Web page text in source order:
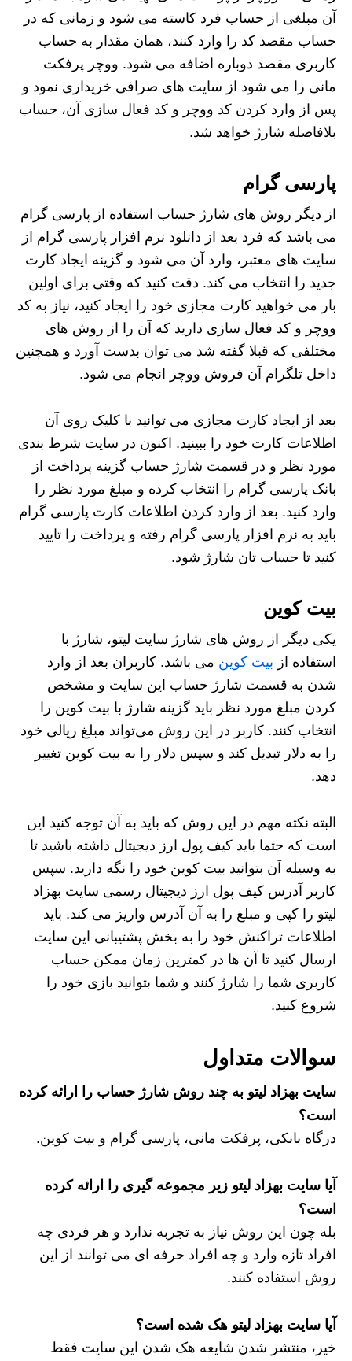
آن مبلغی از حساب فرد کاسته می‌ شود و زمانی که در
حساب مقصد کد را وارد کنند، همان مقدار به حساب
کاربری مقصد دوباره اضافه می‌ شود. ووچر پرفکت
مانی را می شود از سایت های صرافی خریداری نمود و
پس از وارد کردن کد ووچر و کد فعال‌ سازی آن، حساب
بلافاصله شارژ خواهد شد.
پارسی گرام
از دیگر روش های شارژ حساب استفاده از پارسی گرام
می باشد که فرد بعد از دانلود نرم‌ افزار پارسی گرام از
سایت های معتبر، وارد آن می شود و گزینه ایجاد کارت
جدید را انتخاب می کند. دقت کنید که وقتی برای اولین
بار می خواهید کارت مجازی خود را ایجاد کنید، نیاز به کد
ووچر و کد فعال‌ سازی دارید که آن را از روش های
مختلفی که قبلا گفته شد می توان بدست آورد و همچنین
داخل تلگرام آن فروش ووچر انجام می‌ شود.
بعد از ایجاد کارت مجازی می توانید با کلیک روی آن
اطلاعات کارت خود را ببینید. اکنون در سایت شرط‌ بندی
مورد نظر و در قسمت شارژ حساب گزینه پرداخت از
بانک پارسی گرام را انتخاب کرده و مبلغ مورد نظر را
وارد کنید. بعد از وارد کردن اطلاعات کارت پارسی گرام
باید به نرم‌ افزار پارسی گرام رفته و پرداخت را تایید
کنید تا حساب تان شارژ شود.
بیت کوین
یکی دیگر از روش های شارژ سایت لیتو، شارژ با
استفاده از بیت کوین می باشد. کاربران بعد از وارد
شدن به قسمت شارژ حساب این سایت و مشخص
کردن مبلغ مورد نظر باید گزینه شارژ با بیت کوین را
انتخاب کنند. کاربر در این روش می‌تواند مبلغ ریالی خود
را به دلار تبدیل کند و سپس دلار را به بیت کوین تغییر
دهد.
البته نکته مهم در این روش که باید به آن توجه کنید این
است که حتما باید کیف پول ارز دیجیتال داشته باشید تا
به وسیله آن بتوانید بیت کوین خود را نگه دارید. سپس
کاربر آدرس کیف پول ارز دیجیتال رسمی سایت بهزاد
لیتو را کپی و مبلغ را به آن آدرس واریز می کند. باید
اطلاعات تراکنش خود را به بخش پشتیبانی این سایت
ارسال کنید تا آن‌ ها در کمترین زمان ممکن حساب
کاربری شما را شارژ کنند و شما بتوانید بازی خود را
شروع کنید.
سوالات متداول
سایت بهزاد لیتو به چند روش شارژ حساب را ارائه کرده
است؟
درگاه بانکی، پرفکت مانی، پارسی گرام و بیت کوین.
آیا سایت بهزاد لیتو زیر مجموعه گیری را ارائه کرده
است؟
بله چون این روش نیاز به تجربه ندارد و هر فردی چه
افراد تازه‌ وارد و چه افراد حرفه‌ ای می‌ توانند از این
روش استفاده کنند.
آیا سایت بهزاد لیتو هک شده است؟
خیر، منتشر شدن شایعه هک شدن این سایت فقط